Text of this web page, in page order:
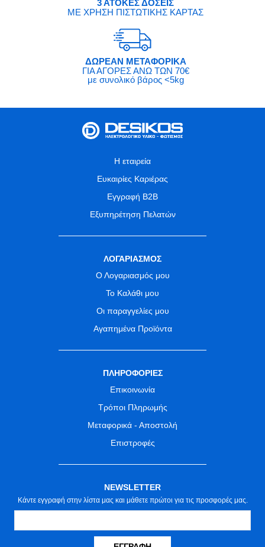
3 ΑΤΟΚΕΣ ΔΟΣΕΙΣ
ΜΕ ΧΡΗΣΗ ΠΙΣΤΩΤΙΚΗΣ ΚΑΡΤΑΣ
ΔΩΡΕΑΝ ΜΕΤΑΦΟΡΙΚΑ
ΓΙΑ ΑΓΟΡΕΣ ΑΝΩ ΤΩΝ 70€
με συνολικό βάρος <5kg
Η εταιρεία
Ευκαιρίες Καριέρας
Εγγραφή B2B
Εξυπηρέτηση Πελατών
ΛΟΓΑΡΙΑΣΜΟΣ
Ο Λογαριασμός μου
Το Καλάθι μου
Οι παραγγελίες μου
Αγαπημένα Προϊόντα
ΠΛΗΡΟΦΟΡΙΕΣ
Επικοινωνία
Τρόποι Πληρωμής
Μεταφορικά - Αποστολή
Επιστροφές
NEWSLETTER
Κάντε εγγραφή στην λίστα μας και μάθετε πρώτοι για τις προσφορές μας.